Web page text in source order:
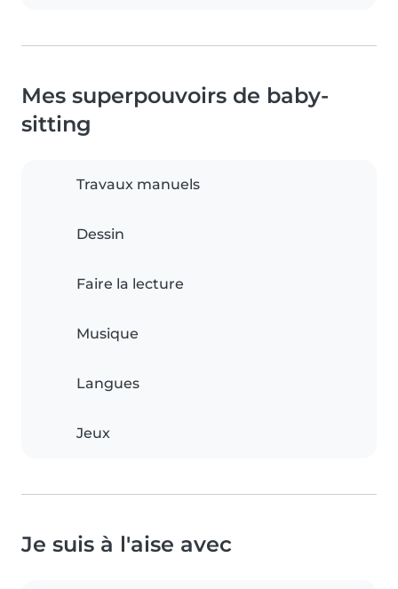
Mes superpouvoirs de baby-
sitting
Travaux manuels
Dessin
Faire la lecture
Musique
Langues
Jeux
Je suis à l'aise avec